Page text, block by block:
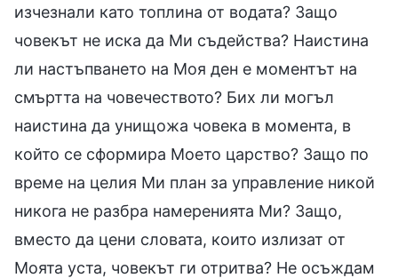
изчезнали като топлина от водата? Защо
човекът не иска да Ми съдейства? Наистина
ли настъпването на Моя ден е моментът на
смъртта на човечеството? Бих ли могъл
наистина да унищожа човека в момента, в
който се сформира Моето царство? Защо по
време на целия Ми план за управление никой
никога не разбра намеренията Ми? Защо,
вместо да цени словата, които излизат от
Моята уста, човекът ги отритва? Не осъждам